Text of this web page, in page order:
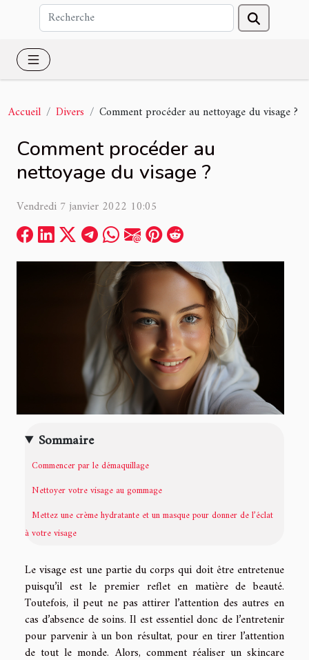
Accueil Divers Comment procéder au nettoyage du visage ?
Comment procéder au
nettoyage du visage ?
Vendredi 7 janvier 2022 10:05
Sommaire
Commencer par le démaquillage
Nettoyer votre visage au gommage
Mettez une crème hydratante et un masque pour donner de l’éclat
à votre visage
Le visage est une partie du corps qui doit être entretenue
puisqu’il est le premier reflet en matière de beauté.
Toutefois, il peut ne pas attirer l’attention des autres en
cas d’absence de soins. Il est essentiel donc de l’entretenir
pour parvenir à un bon résultat, pour en tirer l’attention
de tout le monde. Alors, comment réaliser un skincare